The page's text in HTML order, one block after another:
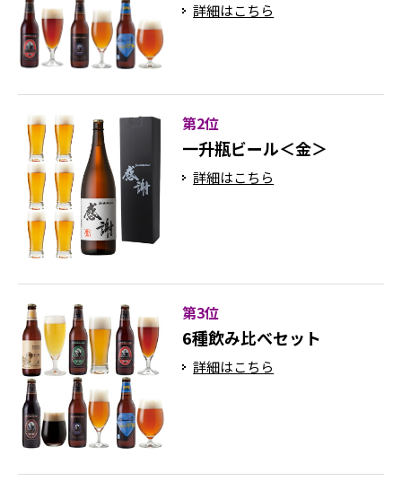
詳細はこちら
第2位
一升瓶ビール＜金＞
詳細はこちら
第3位
6種飲み比べセット
詳細はこちら